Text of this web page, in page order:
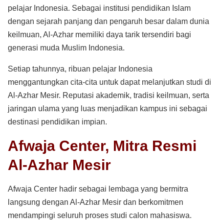
pelajar Indonesia. Sebagai institusi pendidikan Islam
dengan sejarah panjang dan pengaruh besar dalam dunia
keilmuan, Al-Azhar memiliki daya tarik tersendiri bagi
generasi muda Muslim Indonesia.
Setiap tahunnya, ribuan pelajar Indonesia
menggantungkan cita-cita untuk dapat melanjutkan studi di
Al-Azhar Mesir. Reputasi akademik, tradisi keilmuan, serta
jaringan ulama yang luas menjadikan kampus ini sebagai
destinasi pendidikan impian.
Afwaja Center, Mitra Resmi
Al-Azhar Mesir
Afwaja Center hadir sebagai lembaga yang bermitra
langsung dengan Al-Azhar Mesir dan berkomitmen
mendampingi seluruh proses studi calon mahasiswa.